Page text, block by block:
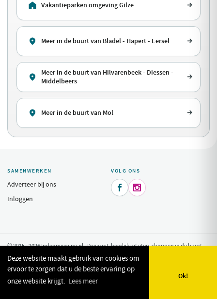
Vakantieparken omgeving Gilze
Meer in de buurt van Bladel - Hapert - Eersel
Meer in de buurt van Hilvarenbeek - Diessen -
Middelbeers
Meer in de buurt van Mol
SAMENWERKEN
Adverteer bij ons
Inloggen
VOLG ONS
 
© 2015 - 2026 Indeomgeving.nl - Dagje uit, heerlijk uit eten, shoppen in de buurt
van uw vakantiepark. Privacy Policy
Deze website maakt gebruik van cookies om
ervoor te zorgen dat u de beste ervaring op
onze website krijgt. Lees meer
Ok!